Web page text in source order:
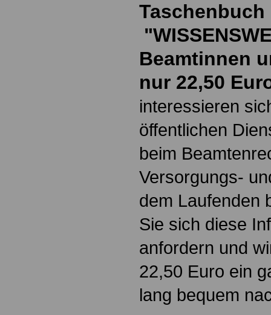
Taschenbuch
Beamtinnen
nur 22,50
interessieren
öffentlichen
beim
Versorgungs-
dem Laufenden
Sie sich diese
anfordern und
22,50 Euro ein
lang bequem